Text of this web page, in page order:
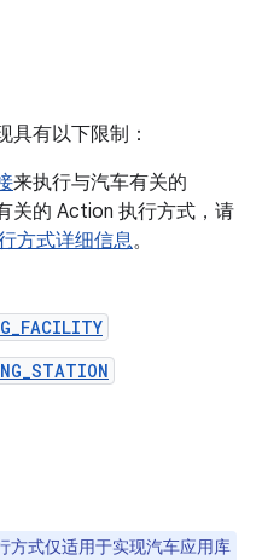
具有以下限制：
来执行与汽车有关的
关的 Action 执行方式，请
方式详细信息。
方式仅适用于实现汽车应用库